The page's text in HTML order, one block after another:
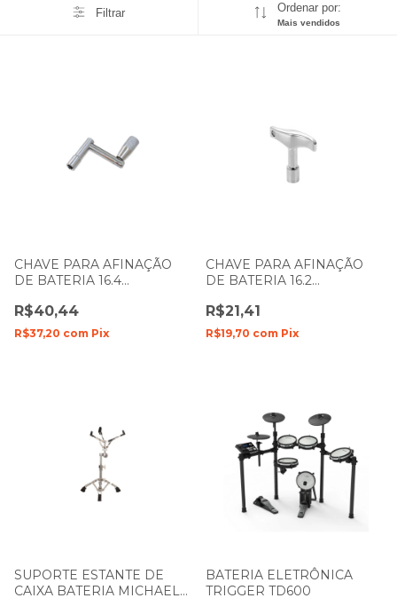
Filtrar Ordenar por:
Mais vendidos
CHAVE PARA AFINAÇÃO
DE BATERIA 16.4
R$40,44
R$37,20 com Pix
CHAVE PARA AFINAÇÃO
DE BATERIA 16.2
R$21,41
R$19,70 com Pix
SUPORTE ESTANTE DE
CAIXA BATERIA MICHAEL
BATERIA ELETRÔNICA
TRIGGER TD600